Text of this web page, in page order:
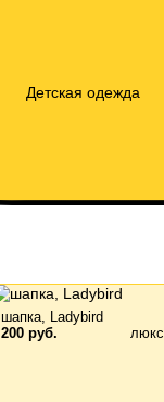
Детская одежда
шапка, Ladybird
люкс
200 руб.